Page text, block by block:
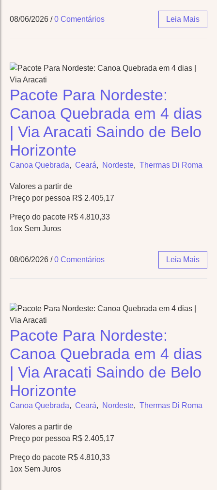
08/06/2026 / 0 Comentários Leia Mais
Pacote Para Nordeste:
Canoa Quebrada em 4 dias
| Via Aracati Saindo de Belo
Horizonte
Canoa Quebrada, Ceará, Nordeste, Thermas Di Roma
Valores a partir de
Preço por pessoa R$ 2.405,17
Preço do pacote R$ 4.810,33
1ox Sem Juros
08/06/2026 / 0 Comentários Leia Mais
Pacote Para Nordeste:
Canoa Quebrada em 4 dias
| Via Aracati Saindo de Belo
Horizonte
Canoa Quebrada, Ceará, Nordeste, Thermas Di Roma
Valores a partir de
Preço por pessoa R$ 2.405,17
Preço do pacote R$ 4.810,33
1ox Sem Juros